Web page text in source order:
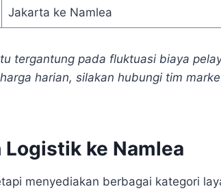
Jakarta ke Namlea
tergantung pada fluktuasi biaya
harian, silakan hubungi tim
Logistik ke Namlea
menyediakan berbagai kategori